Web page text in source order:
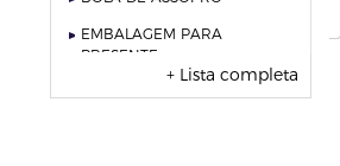
EMBALAGEM PARA
PRESENTE
+ Lista completa